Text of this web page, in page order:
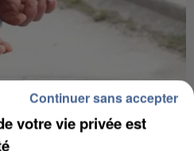
LA DZ MAFIA
votre vie privée est
Continuer sans accepter